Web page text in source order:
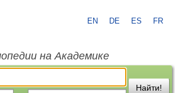
EN DE ES FR
на Академике
Найти!